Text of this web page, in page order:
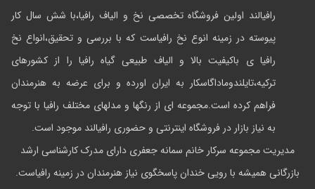
رافیالند اولین فروشگاه تخصصی نخ و الیاف رافیا،با شش سال کار
پیوسته در زمینه انوع نخ رافیاست که با بررسی و تحقیق،انواع نخ
رافیا ی باکیفیت بالا و الیاف طبیعی گیاه رافیا را از کشورهای
ترکیه،تایلندوماداگاسکار به ایران اورده و برای عرضه به هنرمندان
فراهم کرده است.مجموعه ای از رنگها و مدلهای مختلف رافیا با توجه
به نیاز بازار در فروشگاه اینترنتی و حضوری رافیالند موجود است.
مدیریت مجموعه سرکار خانم سمانه جعفری دارای مدرک کارشناسی ارشد
بازرگانی همیشه با رویی خندان پاسخگوی نیاز هنرمندان در زمینه رافیاست.